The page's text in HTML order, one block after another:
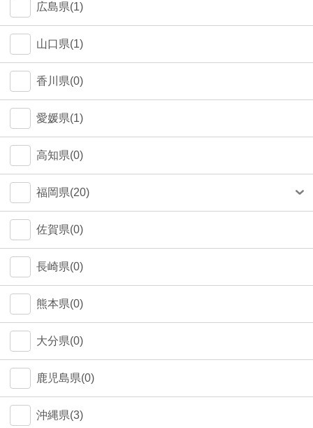
広島県(1)
山口県(1)
香川県(0)
愛媛県(1)
高知県(0)
福岡県(20)
福岡市(19)
佐賀県(0)
長崎県(0)
熊本県(0)
大分県(0)
鹿児島県(0)
沖縄県(3)